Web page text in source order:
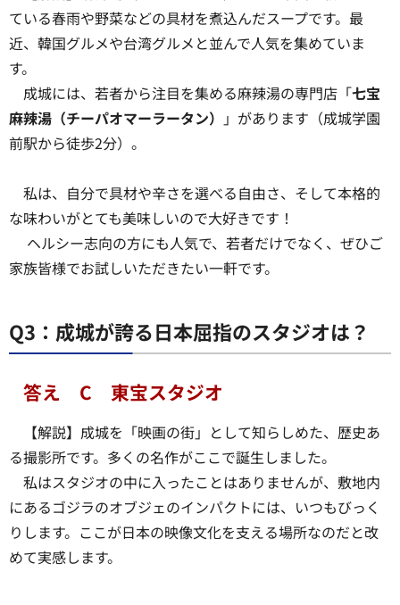
ている春雨や野菜などの具材を煮込んだスープです。最
近、韓国グルメや台湾グルメと並んで人気を集めていま
す。
成城には、若者から注目を集める麻辣湯の専門店「七宝
麻辣湯（チーパオマーラータン） 」があります（成城学園
前駅から徒歩2分）。
私は、自分で具材や辛さを選べる自由さ、そして本格的
な味わいがとても美味しいので大好きです！
ヘルシー志向の方にも人気で、若者だけでなく、ぜひご
家族皆様でお試しいただきたい一軒です。
Q3：成城が誇る日本屈指のスタジオは？
答え C 東宝スタジオ
【解説】成城を「映画の街」として知らしめた、歴史あ
る撮影所です。多くの名作がここで誕生しました。
私はスタジオの中に入ったことはありませんが、敷地内
にあるゴジラのオブジェのインパクトには、いつもびっく
りします。ここが日本の映像文化を支える場所なのだと改
めて実感します。